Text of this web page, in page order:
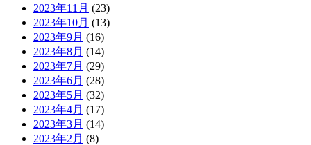
2023年11月 (23)
2023年10月 (13)
2023年9月 (16)
2023年8月 (14)
2023年7月 (29)
2023年6月 (28)
2023年5月 (32)
2023年4月 (17)
2023年3月 (14)
2023年2月 (8)